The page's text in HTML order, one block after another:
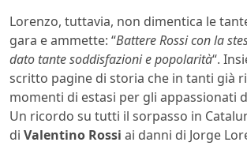
Lorenzo, tuttavia, non dimentica le
gara e ammette: “Battere Rossi con la
dato tante soddisfazioni e popolarità“.
scritto pagine di storia che in tanti già
momenti di estasi per gli appassionati
Un ricordo su tutti il sorpasso in
di Valentino Rossi ai danni di Jorge